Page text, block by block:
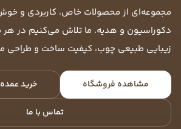
مجموعه‌ای از محصولات خاص، کاربردی و
دکوراسیون و هدیه. ما تلاش می‌کنیم در هر
زیبایی طبیعی چوب، کیفیت ساخت و طراحی
مشاهده فروشگاه خرید
تماس با ما